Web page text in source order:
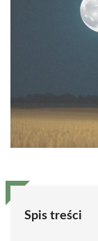
Spis treści